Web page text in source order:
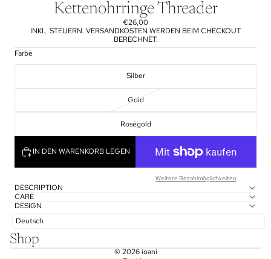
Kettenohrringe Threader
€26,00
INKL. STEUERN. VERSANDKOSTEN WERDEN BEIM CHECKOUT
BERECHNET.
Farbe
Silber
Gold
Roségold
IN DEN WARENKORB LEGEN
Weitere Bezahlmöglichkeiten
DESCRIPTION
CARE
DESIGN
Deutsch
Shop
© 2026ioani